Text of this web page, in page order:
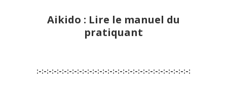
Aikido : Lire le manuel du
pratiquant
:-:-:-:-:-:-:-:-:-:-:-:-:-:-:-:-:-:-:-:-:-:-:-:-:-:-:-:-:-:-: